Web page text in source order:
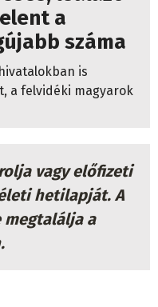
a
száma
is
a felvidéki magyarok
vagy előfizeti
hetilapját. A
a